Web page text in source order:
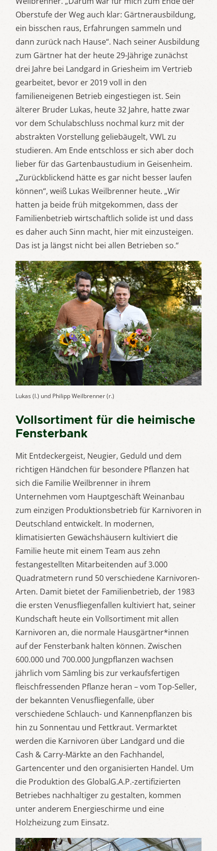
Oberstufe der Weg auch klar: Gärtnerausbildung,
ein bisschen raus, Erfahrungen sammeln und
dann zurück nach Hause“. Nach seiner Ausbildung
zum Gärtner hat der heute 29-Jährige zunächst
drei Jahre bei Landgard in Griesheim im Vertrieb
gearbeitet, bevor er 2019 voll in den
familieneigenen Betrieb eingestiegen ist. Sein
älterer Bruder Lukas, heute 32 Jahre, hatte zwar
vor dem Schulabschluss nochmal kurz mit der
abstrakten Vorstellung geliebäugelt, VWL zu
studieren. Am Ende entschloss er sich aber doch
lieber für das Gartenbaustudium in Geisenheim.
„Zurückblickend hätte es gar nicht besser laufen
können“, weiß Lukas Weilbrenner heute. „Wir
hatten ja beide früh mitgekommen, dass der
Familienbetrieb wirtschaftlich solide ist und dass
es daher auch Sinn macht, hier mit einzusteigen.
Das ist ja längst nicht bei allen Betrieben so.“
Lukas (l.) und Philipp Weilbrenner (r.)
Vollsortiment für die heimische
Fensterbank
Mit Entdeckergeist, Neugier, Geduld und dem
richtigen Händchen für besondere Pflanzen hat
sich die Familie Weilbrenner in ihrem
Unternehmen vom Hauptgeschäft Weinanbau
zum einzigen Produktionsbetrieb für Karnivoren in
Deutschland entwickelt. In modernen,
klimatisierten Gewächshäusern kultiviert die
Familie heute mit einem Team aus zehn
festangestellten Mitarbeitenden auf 3.000
Quadratmetern rund 50 verschiedene Karnivoren-
Arten. Damit bietet der Familienbetrieb, der 1983
die ersten Venusfliegenfallen kultiviert hat, seiner
Kundschaft heute ein Vollsortiment mit allen
Karnivoren an, die normale Hausgärtner*innen
auf der Fensterbank halten können. Zwischen
600.000 und 700.000 Jungpflanzen wachsen
jährlich vom Sämling bis zur verkaufsfertigen
fleischfressenden Pflanze heran – vom Top-Seller,
der bekannten Venusfliegenfalle, über
verschiedene Schlauch- und Kannenpflanzen bis
hin zu Sonnentau und Fettkraut. Vermarktet
werden die Karnivoren über Landgard und die
Cash & Carry-Märkte an den Fachhandel,
Gartencenter und den organisierten Handel. Um
die Produktion des GlobalG.A.P.-zertifizierten
Betriebes nachhaltiger zu gestalten, kommen
unter anderem Energieschirme und eine
Holzheizung zum Einsatz.